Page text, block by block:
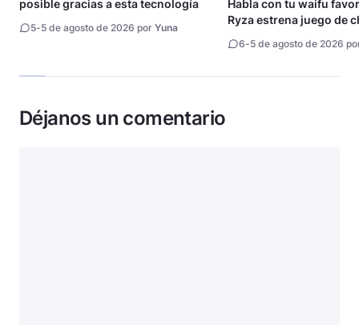
posible gracias a esta tecnología
5-5 de agosto de 2026 por Yuna
Habla con tu waifu
Ryza estrena juego de
6-5 de agosto de 2026
Déjanos un comentario